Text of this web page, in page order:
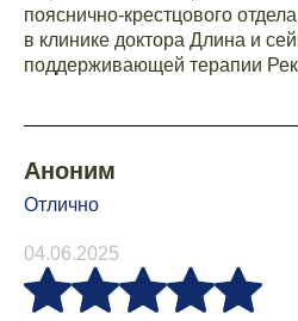
пояснично-крестцового
в клинике доктора Длина и
поддерживающей терапии
Аноним
Отлично
04.06.2025